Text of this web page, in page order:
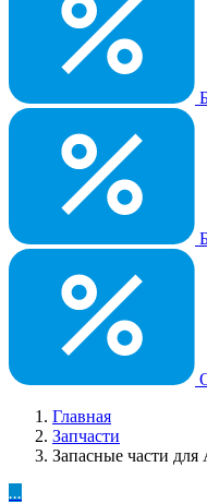
Главная
Запчасти
Запасные части для
...